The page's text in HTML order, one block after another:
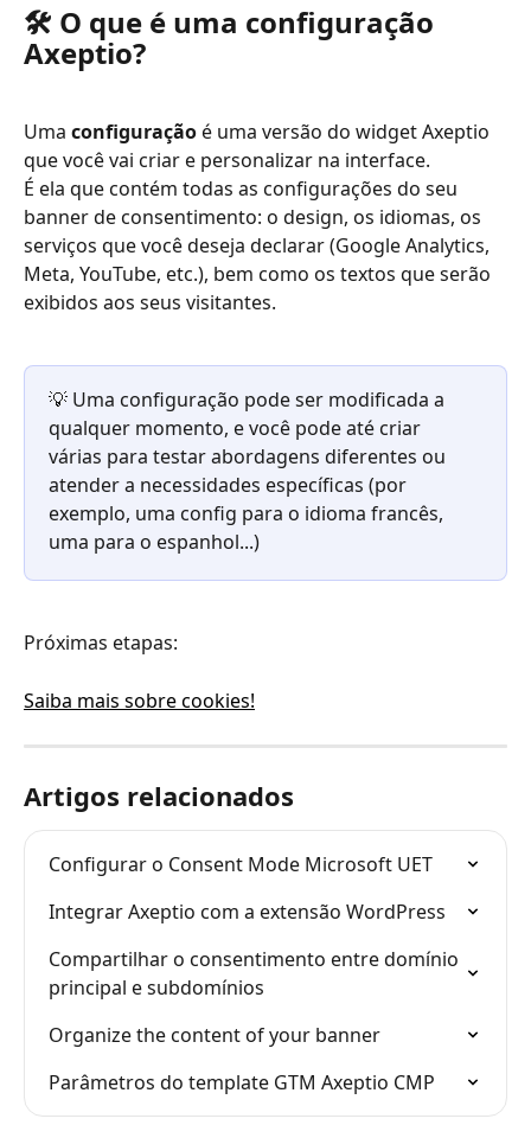
🛠️ O que é uma configuração
Axeptio?
Uma configuração é uma versão do widget Axeptio
que você vai criar e personalizar na interface.
É ela que contém todas as configurações do seu
banner de consentimento: o design, os idiomas, os
serviços que você deseja declarar (Google Analytics,
Meta, YouTube, etc.), bem como os textos que serão
exibidos aos seus visitantes.
💡 Uma configuração pode ser modificada a
qualquer momento, e você pode até criar
várias para testar abordagens diferentes ou
atender a necessidades específicas (por
exemplo, uma config para o idioma francês,
uma para o espanhol...)
Próximas etapas:
Saiba mais sobre cookies!
Artigos relacionados
Configurar o Consent Mode Microsoft UET
Integrar Axeptio com a extensão WordPress
Compartilhar o consentimento entre domínio
principal e subdomínios
Organize the content of your banner
Parâmetros do template GTM Axeptio CMP